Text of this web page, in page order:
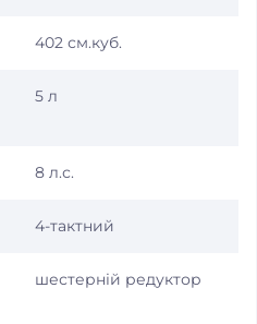
402 см.куб.
5 л
8 л.с.
4-тактний
шестерній редуктор